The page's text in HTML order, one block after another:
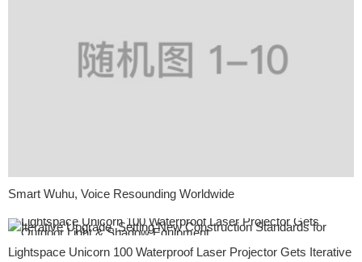
Smart Wuhu, Voice Resounding Worldwide
Lightspace Unicorn 100 Waterproof Laser Projector Gets Iterative